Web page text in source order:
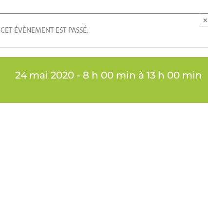
×
CET ÉVÈNEMENT EST PASSÉ.
24 mai 2020 - 8 h 00 min à 13 h 00 min